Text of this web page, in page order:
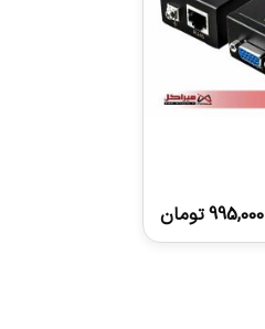
995,000تومان